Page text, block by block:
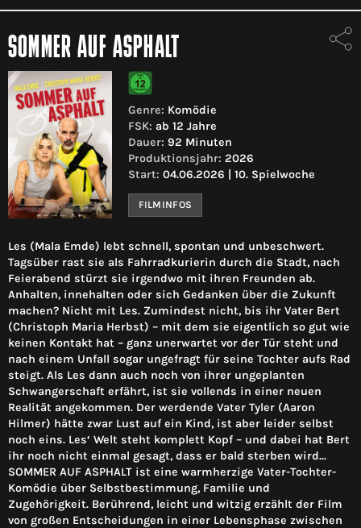
SOMMER AUF ASPHALT
Genre: Komödie
FSK: ab 12 Jahre
Dauer: 92 Minuten
Produktionsjahr: 2026
Start: 04.06.2026 | 10. Spielwoche
FILMINFOS
Les (Mala Emde) lebt schnell, spontan und unbeschwert.
Tagsüber rast sie als Fahrradkurierin durch die Stadt, nach
Feierabend stürzt sie irgendwo mit ihren Freunden ab.
Anhalten, innehalten oder sich Gedanken über die Zukunft
machen? Nicht mit Les. Zumindest nicht, bis ihr Vater Bert
(Christoph Maria Herbst) – mit dem sie eigentlich so gut wie
keinen Kontakt hat – ganz unerwartet vor der Tür steht und
nach einem Unfall sogar ungefragt für seine Tochter aufs Rad
steigt. Als Les dann auch noch von ihrer ungeplanten
Schwangerschaft erfährt, ist sie vollends in einer neuen
Realität angekommen. Der werdende Vater Tyler (Aaron
Hilmer) hätte zwar Lust auf ein Kind, ist aber leider selbst
noch eins. Les‘ Welt steht komplett Kopf – und dabei hat Bert
ihr noch nicht einmal gesagt, dass er bald sterben wird...
SOMMER AUF ASPHALT ist eine warmherzige Vater-Tochter-
Komödie über Selbstbestimmung, Familie und
Zugehörigkeit. Berührend, leicht und witzig erzählt der Film
von großen Entscheidungen in einer Lebensphase zwischen